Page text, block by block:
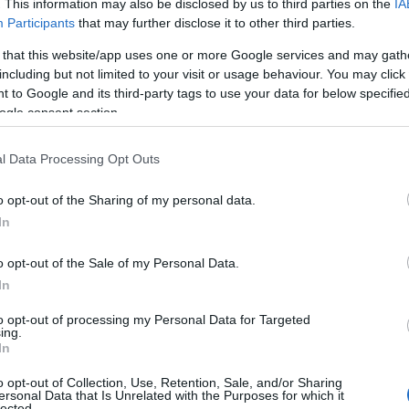
This information may also be disclosed by us to third parties on the
Participants that may further disclose it to other third parties.
that this website/app uses one or more Google services and may
but not limited to your visit or usage behaviour. You may
to Google and its third-party tags to use your data for below
consent section.
Data Processing Opt Outs
opt-out of the Sharing of my personal data.
opt-out of the Sale of my Personal Data.
opt-out of processing my Personal Data for Targeted
opt-out of Collection, Use, Retention, Sale, and/or Sharing
Data that Is Unrelated with the Purposes for which it
με αποτέλεσμα να πέσει στο έδαφος, στη
βίας, χτυπώντας τον στο πρόσωπο
αλυσίδα με εικόνα της Παναγίας, ένα
του και το κινητό του τηλέφωνο.